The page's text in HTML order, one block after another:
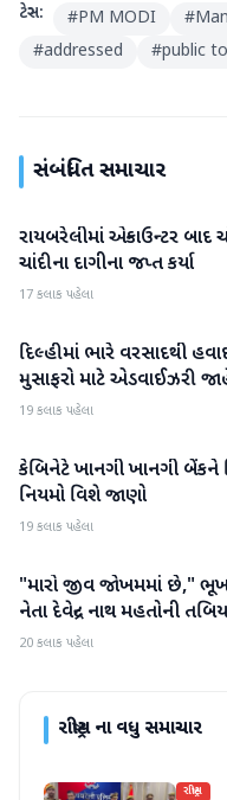
ટેગ્સ: #PM MODI #
#addressed #public
સંબંધિત સમાચાર
રાષ્ટ્રીય
રાયબરેલીમાં એન્કાઉન્ટર બાદ
ચાંદીના દાગીના જપ્ત કર્યા
17 કલાક પહેલા
રાષ્ટ્રીય
દિલ્હીમાં ભારે વરસાદથી
મુસાફરો માટે એડવાઈઝરી
19 કલાક પહેલા
રાષ્ટ્રીય
કેબિનેટે ખાનગી ખાનગી બેંકને
નિયમો વિશે જાણો
19 કલાક પહેલા
રાષ્ટ્રીય
"મારો જીવ જોખમમાં છે," ભૂખ
નેતા દેવેન્દ્ર નાથ મહતોની
20 કલાક પહેલા
રાષ્ટ્રીયના વધુ સમાચાર
રાષ્ટ્રીય